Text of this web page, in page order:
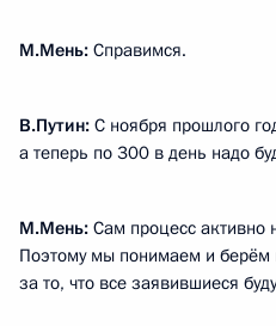
М.Мень: Справимся.
В.Путин: С ноября прошлого
а теперь по 300 в день надо
М.Мень: Сам процесс активно
Поэтому мы понимаем и берём
за то, что все заявившиеся